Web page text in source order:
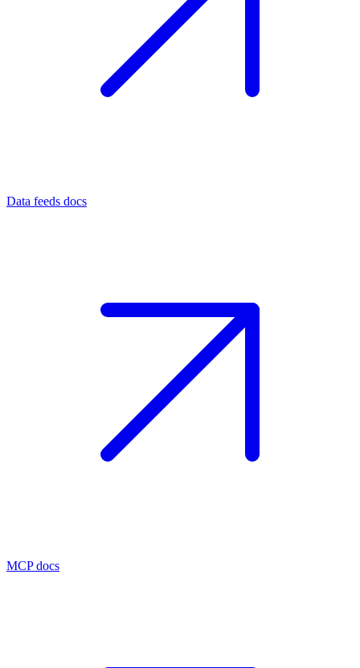
Data feeds docs
MCP docs